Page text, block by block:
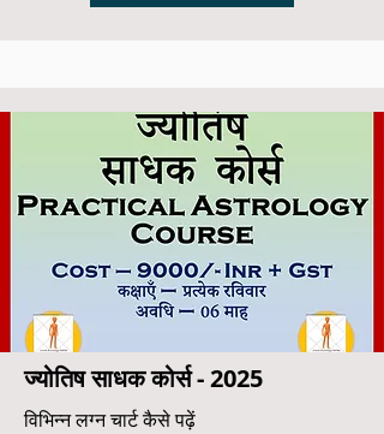
ज्योतिष साधक कोर्स - 2025
विभिन्न लग्न चार्ट कैसे पढ़ें